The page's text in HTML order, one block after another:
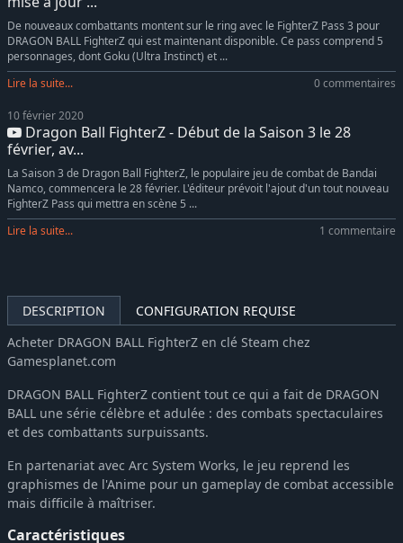
De nouveaux combattants montent sur le ring avec le FighterZ Pass 3 pour
DRAGON BALL FighterZ qui est maintenant disponible. Ce pass comprend 5
personnages, dont Goku (Ultra Instinct) et ...
Lire la suite...
0 commentaires
10 février 2020
Dragon Ball FighterZ - Début de la Saison 3 le 28
février, av...
La Saison 3 de Dragon Ball FighterZ, le populaire jeu de combat de Bandai
Namco, commencera le 28 février. L'éditeur prévoit l'ajout d'un tout nouveau
FighterZ Pass qui mettra en scène 5 ...
Lire la suite...
1 commentaire
DESCRIPTION
CONFIGURATION REQUISE
Acheter DRAGON BALL FighterZ en clé Steam chez
Gamesplanet.com
DRAGON BALL FighterZ contient tout ce qui a fait de DRAGON
BALL une série célèbre et adulée : des combats spectaculaires
et des combattants surpuissants.
En partenariat avec Arc System Works, le jeu reprend les
graphismes de l'Anime pour un gameplay de combat accessible
mais difficile à maîtriser.
Caractéristiques